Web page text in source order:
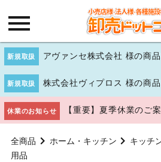
新規取扱 アヴァンセ株式会社 様の商
新規取扱 株式会社ヴィプロス 様の商
休業のお知らせ 【重要】夏季休業のご
全商品 ホーム・キッチン キッチ
用品